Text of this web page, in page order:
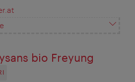
bio Freyung